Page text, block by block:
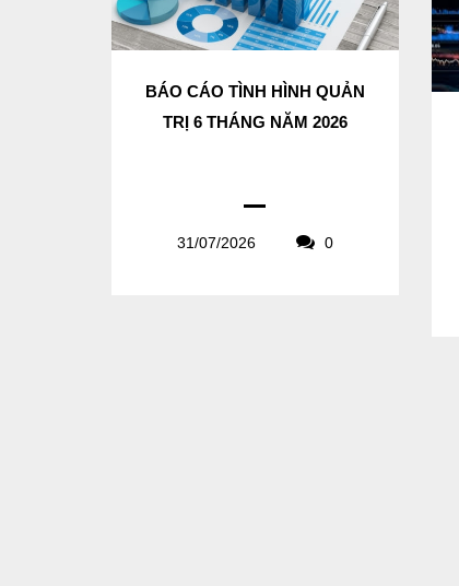
BÁO CÁO TÌNH HÌNH QUẢN
TRỊ 6 THÁNG NĂM 2026
31/07/2026 0